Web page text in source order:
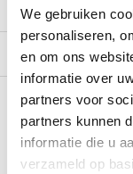
We gebruiken
personaliseren,
en om ons
informatie over
partners voor
partners kunnen
informatie die u
verzameld op
Product tags
Heb je een
Stel je vraag in de